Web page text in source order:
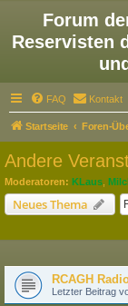
Forum
Reservisten
FAQ Kontakt
Startseite Foren-
Andere
Moderatoren: KLaus
Neues Thema
RCAGH
Letzter Beitrag